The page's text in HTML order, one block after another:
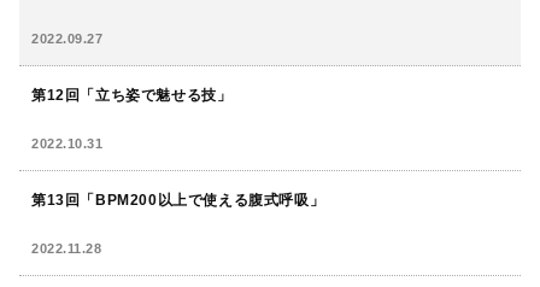
2022.09.27
第12回「立ち姿で魅せる技」
2022.10.31
第13回「BPM200以上で使える腹式呼吸」
2022.11.28